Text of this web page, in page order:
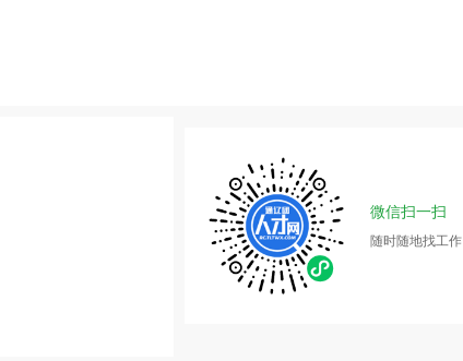
微信扫一扫
随时随地找工作